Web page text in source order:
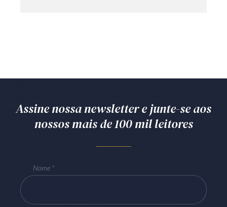
Assine nossa newsletter e junte-se aos
nossos mais de 100 mil leitores
Nome